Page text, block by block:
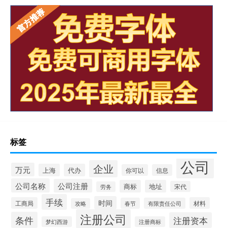
标签
万元 上海 代办 企业 你可以 信息 公司
公司名称 公司注册 劳务 商标 地址 宋代
工商局 手续 攻略 时间 春节 有限责任公司 材料
条件 梦幻西游 注册公司 注册商标 注册资本